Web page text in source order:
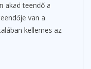
akad teendő a
van a
kellemes az